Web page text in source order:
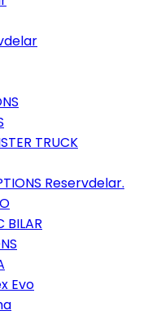
TRUCK
Reservdelar.
BILAR
Evo